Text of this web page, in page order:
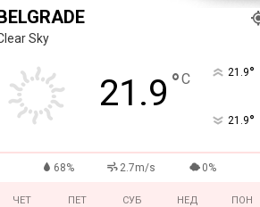
Sky
21.9 °C 21.9°
21.9°
68% 2.7m/s 0%
ЧЕТ ПЕТ СУБ НЕД ПОН